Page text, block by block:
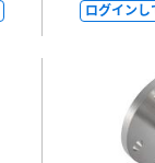
ログイン